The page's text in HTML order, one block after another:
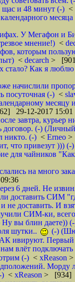
щас и 48 минут (-) <
У Мегафон и Би
мнение!) <
которым
< decarch >
стало? Как я
начислили
посуточная (-) <
29-12-2017 15:01
завтра,
договор. (-)
никто. (-) < Erneo >
что привезут ))) (-)
для чайников
на много
6 дней. Не
доставить СИМ
не доставить. И
СИМ-ки,
Ну вы блин даете))
шутки..
(-)
ивируют. Первый
влёт подключать
(-) < xReason
Морду
) < xReason > [934]